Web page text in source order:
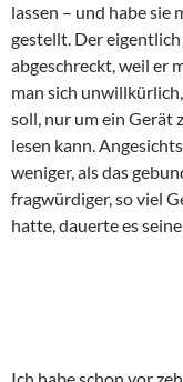
lassen – und habe sie
gestellt. Der
abgeschreckt, weil er
man sich
soll, nur um ein Gerät
lesen kann.
weniger, als das
fragwürdiger, so viel
hatte, dauerte es